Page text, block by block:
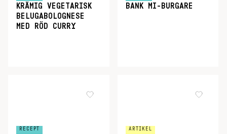
KRÄMIG VEGETARISK
BELUGABOLOGNESE
MED RÖD CURRY
BANK MI-BURGARE
RECEPT
ARTIKEL